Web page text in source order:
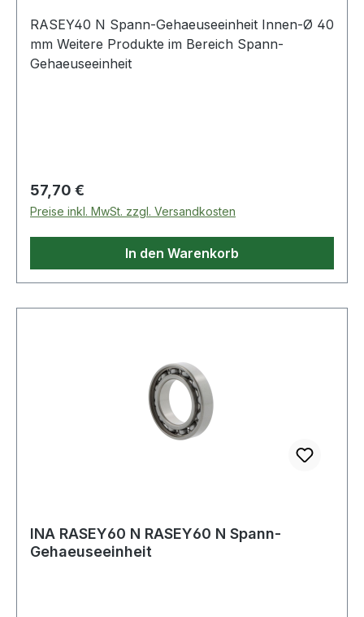
RASEY40 N Spann-Gehaeuseeinheit Innen-Ø 40
mm Weitere Produkte im Bereich Spann-
Gehaeuseeinheit
Regulärer Preis:
57,70 €
Preise inkl. MwSt. zzgl. Versandkosten
In den Warenkorb
INA RASEY60 N RASEY60 N Spann-
Gehaeuseeinheit